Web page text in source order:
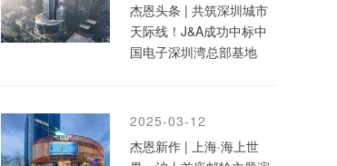
杰恩头条 | 共筑深圳城市
天际线！J&A成功中标中
国电子深圳湾总部基地
2025-03-12
杰恩新作 | 上海·海上世